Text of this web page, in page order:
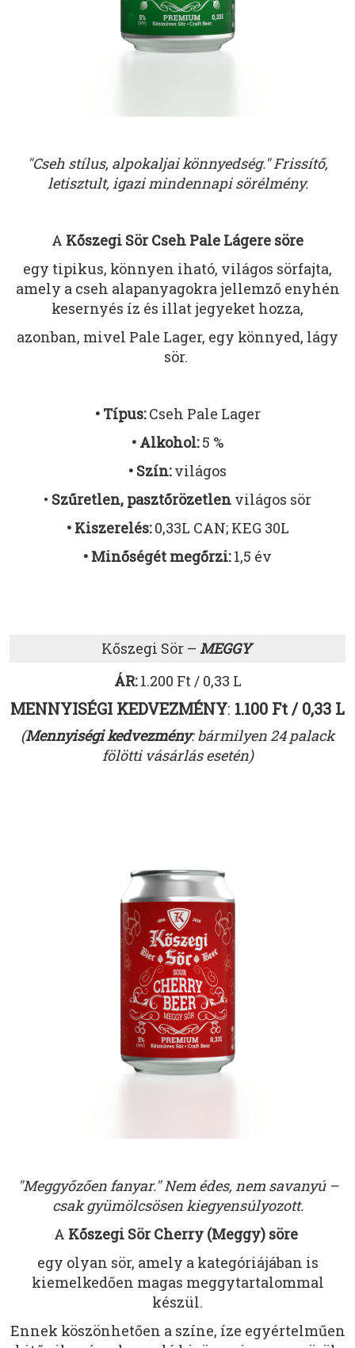
"Cseh stílus, alpokaljai könnyedség." Frissítő,
letisztult, igazi mindennapi sörélmény.
A Kőszegi Sör Cseh Pale Lágere söre
egy tipikus, könnyen iható, világos sörfajta,
amely a cseh alapanyagokra jellemző enyhén
kesernyés íz és illat jegyeket hozza,
azonban, mivel Pale Lager, egy könnyed, lágy
sör.
• Típus:Cseh Pale Lager
• Alkohol:5 %
• Szín:világos
• Szűretlen, pasztőrözetlen világos sör
• Kiszerelés:0,33L CAN; KEG 30L
• Minőségét megőrzi:1,5 év
Kőszegi Sör – MEGGY
ÁR:1.200 Ft / 0,33 L
MENNYISÉGI KEDVEZMÉNY: 1.100 Ft / 0,33 L
(Mennyiségi kedvezmény: bármilyen 24 palack
fölötti vásárlás esetén)
"Meggyőzően fanyar." Nem édes, nem savanyú –
csak gyümölcsösen kiegyensúlyozott.
A Kőszegi Sör Cherry (Meggy) söre
egy olyan sör, amely a kategóriájában is
kiemelkedően magas meggytartalommal
készül.
Ennek köszönhetően a színe, íze egyértelműen